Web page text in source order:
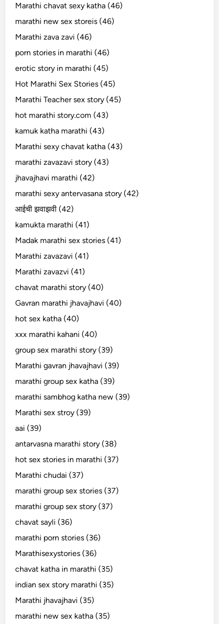
Marathi chavat sexy katha (46)
marathi new sex storeis (46)
Marathi zava zavi (46)
porn stories in marathi (46)
erotic story in marathi (45)
Hot Marathi Sex Stories (45)
Marathi Teacher sex story (45)
hot marathi story.com (43)
kamuk katha marathi (43)
Marathi sexy chavat katha (43)
marathi zavazavi story (43)
jhavajhavi marathi (42)
marathi sexy antervasana story (42)
आईची झवाझवी (42)
kamukta marathi (41)
Madak marathi sex stories (41)
Marathi zavazavi (41)
Marathi zavazvi (41)
chavat marathi story (40)
Gavran marathi jhavajhavi (40)
hot sex katha (40)
xxx marathi kahani (40)
group sex marathi story (39)
Marathi gavran jhavajhavi (39)
marathi group sex katha (39)
marathi sambhog katha new (39)
Marathi sex stroy (39)
aai (39)
antarvasna marathi story (38)
hot sex stories in marathi (37)
Marathi chudai (37)
marathi group sex stories (37)
marathi group sex story (37)
chavat sayli (36)
marathi porn stories (36)
Marathisexystories (36)
chavat katha in marathi (35)
indian sex story marathi (35)
Marathi jhavajhavi (35)
marathi new sex katha (35)